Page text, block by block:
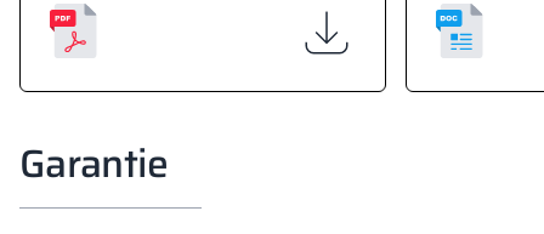
Garantie